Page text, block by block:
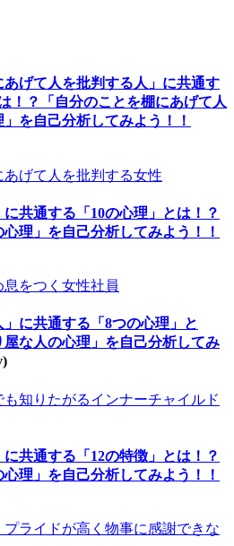
あげて人を批判する人」に共通す
！？「自分のことを棚にあげて人
を自己分析してみよう！！
に共通する「10の心理」とは！？
心理」を自己分析してみよう！！
」に共通する「8つの心理」と
な人の心理」を自己分析してみ
に共通する「12の特徴」とは！？
心理」を自己分析してみよう！！